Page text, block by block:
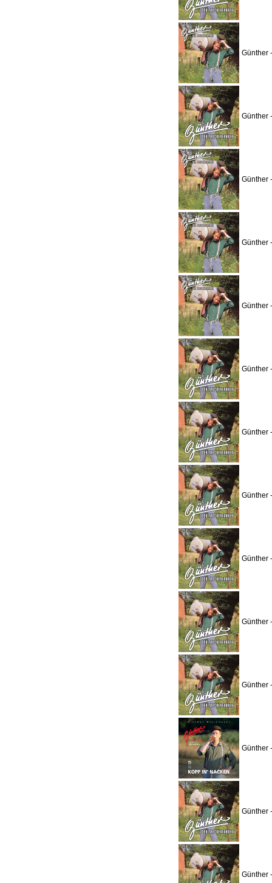
Günther
Günther
Günther
Günther
Günther
Günther
Günther
Günther
Günther
Günther
Günther
Günther
Günther
Günther